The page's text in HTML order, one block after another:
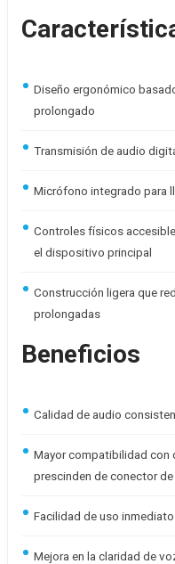
Diseño ergonómico
prolongado
Transmisión de audio
Micrófono integrado para
Controles físicos
el dispositivo principal
Construcción ligera que
prolongadas
Beneficios
Calidad de audio
Mayor compatibilidad
prescinden de conector de
Facilidad de uso
Mejora en la claridad de